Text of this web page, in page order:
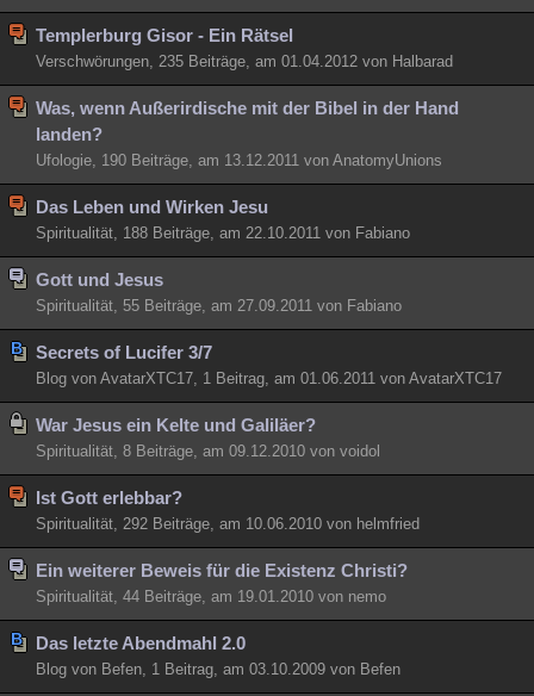
Templerburg Gisor - Ein Rätsel
Verschwörungen, 235 Beiträge, am 01.04.2012 von Halbarad
Was, wenn Außerirdische mit der Bibel in der Hand
landen?
Ufologie, 190 Beiträge, am 13.12.2011 von AnatomyUnions
Das Leben und Wirken Jesu
Spiritualität, 188 Beiträge, am 22.10.2011 von Fabiano
Gott und Jesus
Spiritualität, 55 Beiträge, am 27.09.2011 von Fabiano
Secrets of Lucifer 3/7
Blog von AvatarXTC17, 1 Beitrag, am 01.06.2011 von AvatarXTC17
War Jesus ein Kelte und Galiläer?
Spiritualität, 8 Beiträge, am 09.12.2010 von voidol
Ist Gott erlebbar?
Spiritualität, 292 Beiträge, am 10.06.2010 von helmfried
Ein weiterer Beweis für die Existenz Christi?
Spiritualität, 44 Beiträge, am 19.01.2010 von nemo
Das letzte Abendmahl 2.0
Blog von Befen, 1 Beitrag, am 03.10.2009 von Befen